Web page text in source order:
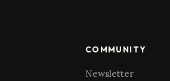
COMMUNITY
Newsletter